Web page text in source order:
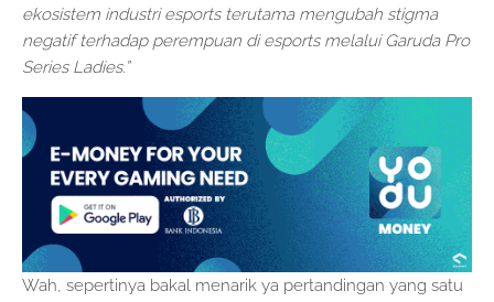
ekosistem industri esports terutama mengubah stigma
negatif terhadap perempuan di esports melalui Garuda Pro
Series Ladies.”
Wah, sepertinya bakal menarik ya pertandingan yang satu